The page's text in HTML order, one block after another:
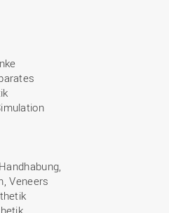
Veneers